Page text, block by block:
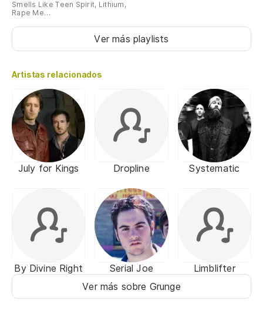
Smells Like Teen Spirit, Lithium,
Rape Me…
Ver más playlists
Artistas relacionados
July for Kings Dropline Systematic
By Divine Right Serial Joe
Limblifter
Ver más sobre Grunge